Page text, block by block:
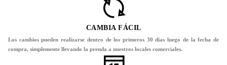
CAMBIA FÁCIL
Los cambios pueden realizarse dentro de los primeros 30 días luego de la fecha de
compra, simplemente llevando la prenda a nuestros locales comerciales.